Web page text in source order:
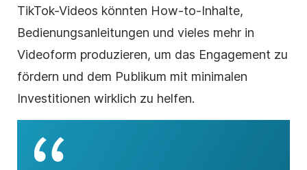
TikTok-Videos könnten How-to-Inhalte,
Bedienungsanleitungen und vieles mehr in
Videoform produzieren, um das Engagement zu
fördern und dem Publikum mit minimalen
Investitionen wirklich zu helfen.